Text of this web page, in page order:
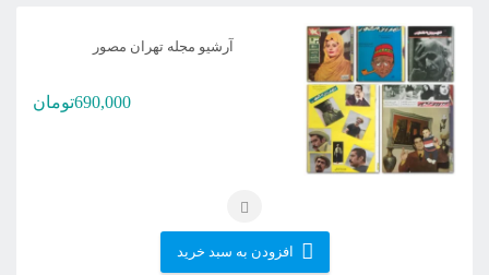
آرشیو مجله تهران مصور
690,000تومان
افزودن به سبد خرید